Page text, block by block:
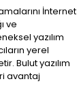
İnternet
ve
yazılım
yerel
Bulut yazılım
avantaj